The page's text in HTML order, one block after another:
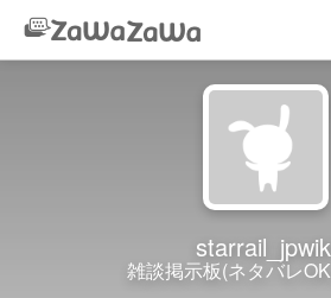
雑談掲示板(ネタバレ